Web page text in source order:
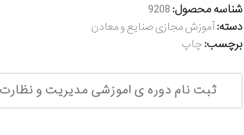
شناسه محصول:9208
دسته:آموزش مجازی صنایع و معادن
برچسب:چاپ
ثبت نام دوره ی اموزشی مدیریت و